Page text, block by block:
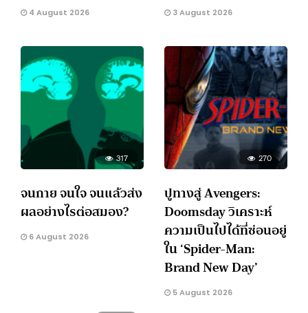
4 August 2026 3 August 2026
317
จนกาย จนใจ จนแล้วส่ง
ผลอย่างไรต่อสมอง?
6 August 2026
270
ปูทางสู่ Avengers:
Doomsday วิเคราะห์
ความเป็นไปได้ที่ซ่อนอยู่
ใน ‘Spider-Man:
Brand New Day’
5 August 2026